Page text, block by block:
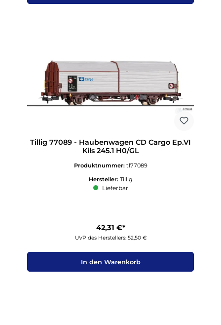
Tillig 77089 - Haubenwagen CD Cargo Ep.VI
Kils 245.1 H0/GL
Produktnummer: tl77089
Hersteller: Tillig
Lieferbar
42,31 €*
UVP des Herstellers: 52,50 €
In den Warenkorb